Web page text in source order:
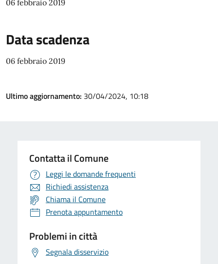
06 febbraio 2019
Data scadenza
06 febbraio 2019
Ultimo aggiornamento: 30/04/2024, 10:18
Contatta il Comune
Leggi le domande frequenti
Richiedi assistenza
Chiama il Comune
Prenota appuntamento
Problemi in città
Segnala disservizio